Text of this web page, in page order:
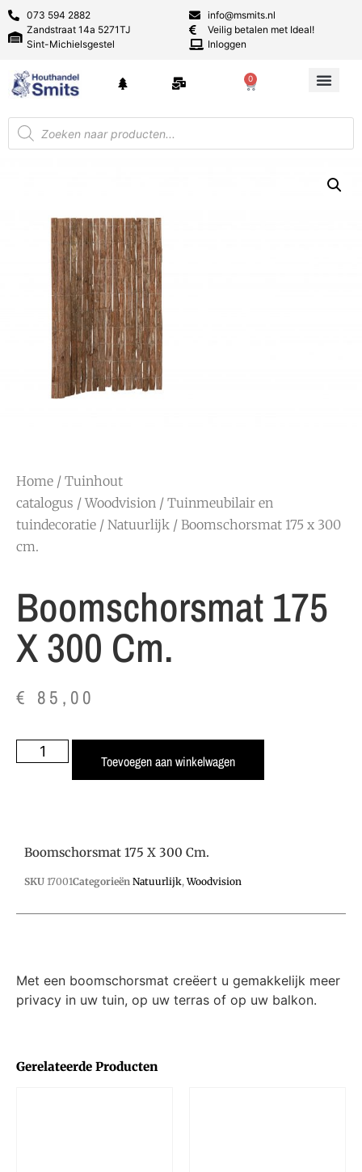
073 594 2882
Zandstraat 14a 5271TJ
Sint-Michielsgestel
info@msmits.nl
Veilig betalen met Ideal!
Inloggen
0
Home / Tuinhout
catalogus /Woodvision / Tuinmeubilair en
tuindecoratie / Natuurlijk / Boomschorsmat 175 x 300
cm.
Boomschorsmat 175
X 300 Cm.
€ 85,00
Toevoegen aan winkelwagen
Gerelateerde Producten
Boomschorsmat 175 X 300 Cm.
SKU 17001Categorieën Natuurlijk,Woodvision
Met een boomschorsmat creëert u gemakkelijk meer
privacy in uw tuin, op uw terras of op uw balkon.